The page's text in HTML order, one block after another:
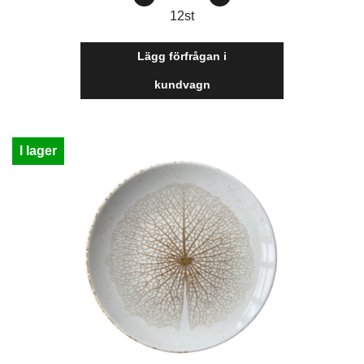
12st
Lägg förfrågan i
kundvagn
I lager